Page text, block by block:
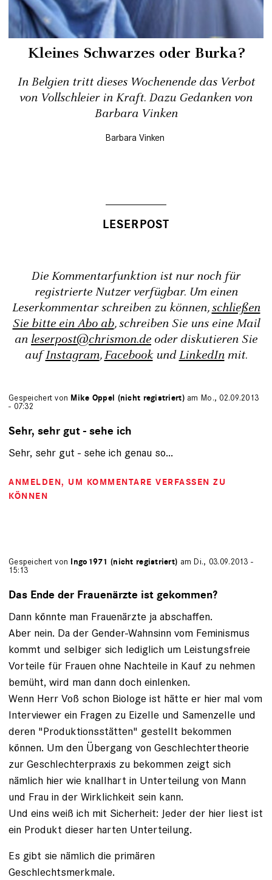
Kleines Schwarzes oder Burka?
In Belgien tritt dieses Wochenende das Verbot
von Vollschleier in Kraft. Dazu Gedanken von
Barbara Vinken
Barbara Vinken
Die Kommentarfunktion ist nur noch für
registrierte Nutzer verfügbar. Um einen
Leserkommentar schreiben zu können,schließen
Sie bitte ein Abo ab, schreiben Sie uns eine Mail
an leserpost@chrismon.de oder diskutieren Sie
aufInstagram,FacebookundLinkedInmit.
Gespeichert von Mike Oppel (nicht registriert)am Mo., 02.09.2013
- 07:32
Sehr, sehr gut - sehe ich
Sehr, sehr gut - sehe ich genau so...
ANMELDEN, UM KOMMENTARE VERFASSEN ZU
KÖNNEN
Gespeichert von Ingo1971 (nicht registriert) am Di., 03.09.2013 -
15:13
Das Ende der Frauenärzte ist gekommen?
Dann könnte man Frauenärzte ja abschaffen.
Aber nein. Da der Gender-Wahnsinn vom Feminismus
kommt und selbiger sich lediglich um Leistungsfreie
Vorteile für Frauen ohne Nachteile in Kauf zu nehmen
bemüht, wird man dann doch einlenken.
Wenn Herr Voß schon Biologe ist hätte er hier mal vom
Interviewer ein Fragen zu Eizelle und Samenzelle und
deren "Produktionsstätten" gestellt bekommen
können. Um den Übergang von Geschlechtertheorie
zur Geschlechterpraxis zu bekommen zeigt sich
nämlich hier wie knallhart in Unterteilung von Mann
und Frau in der Wirklichkeit sein kann.
Und eins weiß ich mit Sicherheit: Jeder der hier liest ist
ein Produkt dieser harten Unterteilung.
Es gibt sie nämlich die primären
Geschlechtsmerkmale.